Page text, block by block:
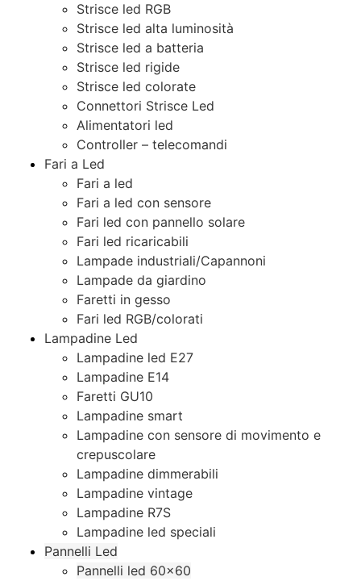
Strisce led RGB
Strisce led alta luminosità
Strisce led a batteria
Strisce led rigide
Strisce led colorate
Connettori Strisce Led
Alimentatori led
Controller – telecomandi
Fari a Led
Fari a led
Fari a led con sensore
Fari led con pannello solare
Fari led ricaricabili
Lampade industriali/Capannoni
Lampade da giardino
Faretti in gesso
Fari led RGB/colorati
Lampadine Led
Lampadine led E27
Lampadine E14
Faretti GU10
Lampadine smart
Lampadine con sensore di movimento e
crepuscolare
Lampadine dimmerabili
Lampadine vintage
Lampadine R7S
Lampadine led speciali
Pannelli Led
Pannelli led 60×60